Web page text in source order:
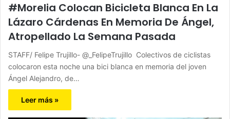
#Morelia Colocan Bicicleta Blanca En La
Lázaro Cárdenas En Memoria De Ángel,
Atropellado La Semana Pasada
STAFF/ Felipe Trujillo- @_FelipeTrujillo Colectivos de ciclistas
colocaron esta noche una bici blanca en memoria del joven
Ángel Alejandro, de…
Leer más »